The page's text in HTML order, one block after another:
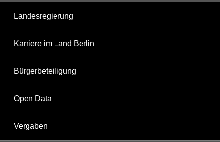
Landesregierung
Karriere im Land Berlin
Bürgerbeteiligung
Open Data
Vergaben